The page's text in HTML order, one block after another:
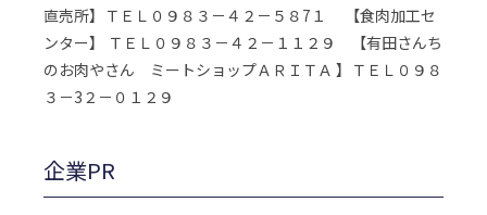
直売所】ＴＥＬ０９８３－４２－５８7１ 【食肉加工セ
ンター】 ＴＥＬ０９８３－４２－１１２９ 【有田さんち
のお肉やさん ミートショップＡＲＩＴＡ 】ＴＥＬ０９８
３－3２－０１２９
企業PR